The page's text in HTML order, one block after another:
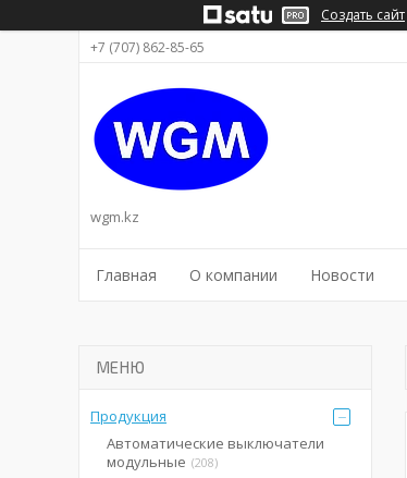
Создать сайт
+7 (707) 862-85-65
wgm.kz
Главная О компании Новости
Продукция
Автоматические выключатели
модульные 208